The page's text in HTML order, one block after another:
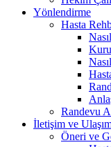
Yönlendirme
Hasta
Randevu
İletişim ve
Öneri ve